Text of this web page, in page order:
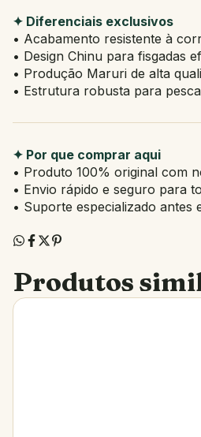
✦ Diferenciais exclusivos
• Acabamento resistente à
• Design Chinu para fisgadas
• Produção Maruri de alta
• Estrutura robusta para
✦ Por que comprar aqui
• Produto 100% original com
• Envio rápido e seguro para
• Suporte especializado antes
Produtos